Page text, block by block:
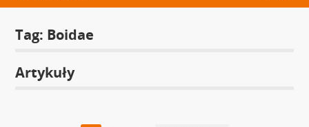
Tag: Boidae
Artykuły